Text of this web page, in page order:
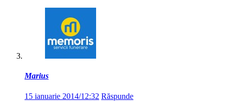
Marius
15 ianuarie 2014/12:32 Răspunde